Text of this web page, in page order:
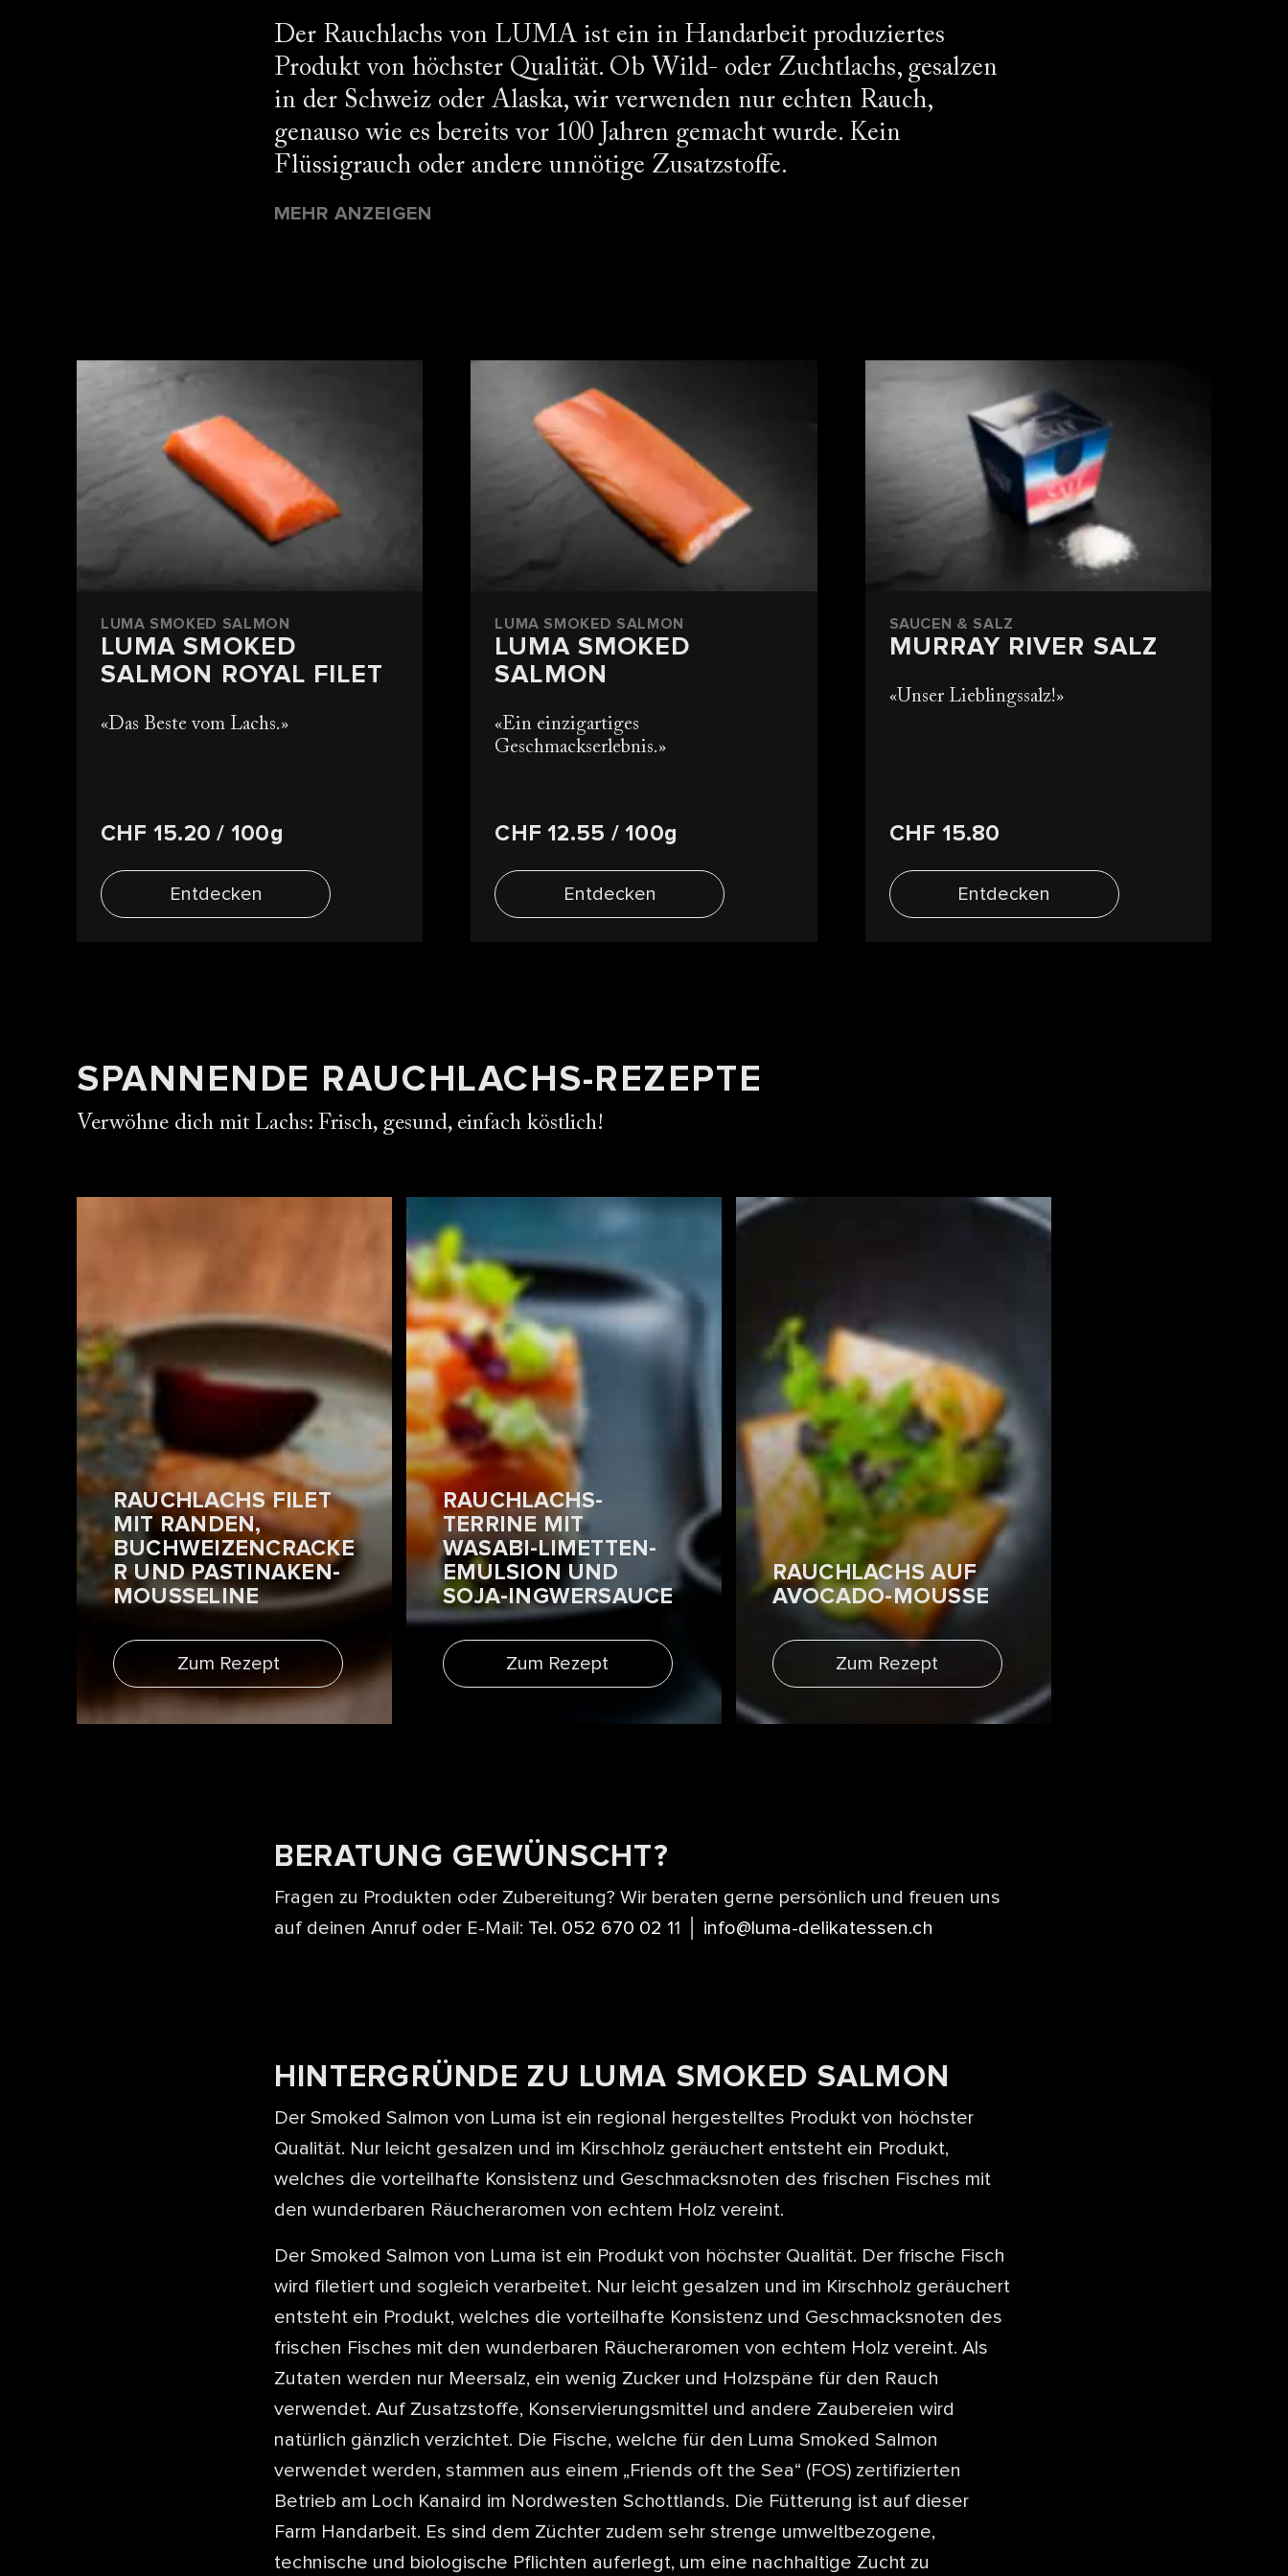
Der Rauchlachs von LUMA ist ein in Handarbeit produziertes
Produkt von höchster Qualität. Ob Wild- oder Zuchtlachs, gesalzen
in der Schweiz oder Alaska, wir verwenden nur echten Rauch,
genauso wie es bereits vor 100 Jahren gemacht wurde. Kein
Flüssigrauch oder andere unnötige Zusatzstoffe.
MEHR ANZEIGEN
LUMA SMOKED SALMON
LUMA SMOKED
SALMON ROYAL FILET
Das Beste vom Lachs.
CHF 15.20/ 100g
Entdecken
LUMA SMOKED SALMON
LUMA SMOKED
SALMON
Ein einzigartiges
Geschmackserlebnis.
CHF 12.55 / 100g
Entdecken
SAUCEN & SALZ
MURRAY RIVER SALZ
Unser Lieblingssalz!
CHF 15.80
Entdecken
SPANNENDE RAUCHLACHS-REZEPTE
Verwöhne dich mit Lachs: Frisch, gesund, einfach köstlich!
RAUCHLACHS FILET
MIT RANDEN,
BUCHWEIZENCRACKE
R UND PASTINAKEN-
MOUSSELINE
Zum Rezept
RAUCHLACHS-
TERRINE MIT
WASABI-LIMETTEN-
EMULSION UND
SOJA-INGWERSAUCE
Zum Rezept
RAUCHLACHS AUF
AVOCADO-MOUSSE
Zum Rezept
BERATUNG GEWÜNSCHT?
Fragen zu Produkten oder Zubereitung? Wir beraten gerne persönlich und freuen uns
auf deinen Anruf oder E-Mail: Tel. 052 670 02 1 1 │ info@luma-delikatessen.ch
HINTERGRÜNDE ZU LUMA SMOKED SALMON
Der Smoked Salmon von Luma ist ein regional hergestelltes Produkt von höchster
Qualität. Nur leicht gesalzen und im Kirschholz geräuchert entsteht ein Produkt,
welches die vorteilhafte Konsistenz und Geschmacksnoten des frischen Fisches mit
den wunderbaren Räucheraromen von echtem Holz vereint.
Der Smoked Salmon von Luma ist ein Produkt von höchster Qualität. Der frische Fisch
wird filetiert und sogleich verarbeitet. Nur leicht gesalzen und im Kirschholz geräuchert
entsteht ein Produkt, welches die vorteilhafte Konsistenz und Geschmacksnoten des
frischen Fisches mit den wunderbaren Räucheraromen von echtem Holz vereint. Als
Zutaten werden nur Meersalz, ein wenig Zucker und Holzspäne für den Rauch
verwendet. Auf Zusatzstoffe, Konservierungsmittel und andere Zaubereien wird
natürlich gänzlich verzichtet. Die Fische, welche für den Luma Smoked Salmon
verwendet werden, stammen aus einem „Friends oft the Sea“ (FOS) zertifizierten
Betrieb am Loch Kanaird im Nordwesten Schottlands. Die Fütterung ist auf dieser
Farm Handarbeit. Es sind dem Züchter zudem sehr strenge umweltbezogene,
technische und biologische Pflichten auferlegt, um eine nachhaltige Zucht zu